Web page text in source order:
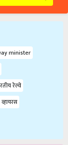
minister
रेल्वे
व्हायरस